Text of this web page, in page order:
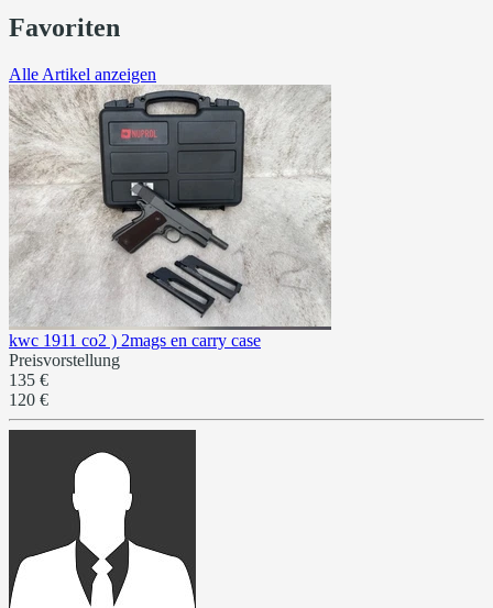
Favoriten
Alle Artikel anzeigen
kwc 1911 co2 ) 2mags en carry case
Preisvorstellung
135 €
120 €